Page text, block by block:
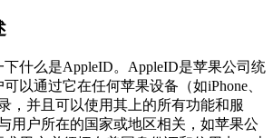
什么是AppleID。AppleID是苹果公司统
以通过它在任何苹果设备（如iPhone、
，并且可以使用其上的所有功能和服
用户所在的国家或地区相关，如苹果公